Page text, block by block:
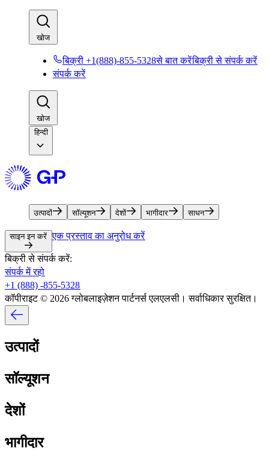
खोज​​
बिक्री +1(888)-855-5328से बात करें​​बिक्री से संपर्क करें​​
संपर्क करें​​
खोज​​
हिन्दी
उत्पादों​​ सॉल्यूशन​​ देशों​​ भागीदार​​ साधन​​
साइन इन करें​​ एक प्रस्ताव का अनुरोध करें​​
बिक्री से संपर्क करें:​​
संपर्क में रहो​​
+1 (888) -855-5328​​
कॉपीराइट © 2026 ग्लोबलाइज़ेशन पार्टनर्स एलएलसी। सर्वाधिकार सुरक्षित।​​
उत्पादों​​
सॉल्यूशन​​
देशों​​
भागीदार​​